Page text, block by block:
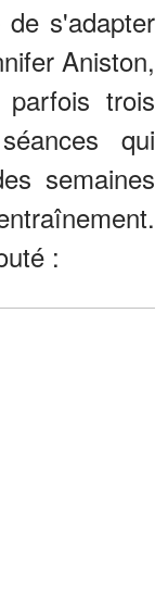
s'adapter
Aniston,
trois
qui
semaines
: